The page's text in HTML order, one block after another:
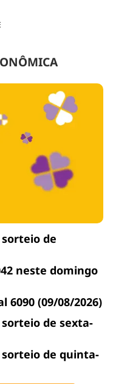
de
neste domingo
6090 (09/08/2026)
de sexta-
sorteio de quinta-